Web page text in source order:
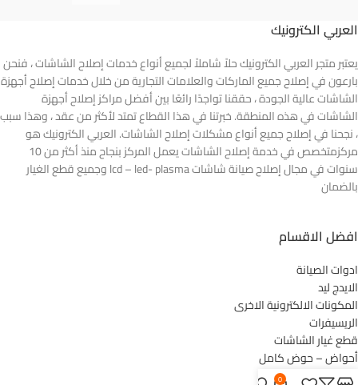
العربي الكترونيك
يعتبر متجر العربي الكترونيك حلاً شاملاً لجميع أنواع خدمات إصلاح الشاشات ، فنحن
بارعون في إصلاح جميع الماركات والعلامات التجارية من خلال خدمات إصلاح أجهزة
الشاشات عالية الجودة ، حققنا تواجدًا رائعًا بين أفضل مراكز إصلاح أجهزة
الشاشات في هذه المنطقة. خبرتنا في هذا القطاع تمتد لأكثر من عقد ، وهذا سبب
، نجحنا في إصلاح جميع أنواع مشكلات إصلاح الشاشات. العربي الكترونيك هو
مركزمتخصص في خدمة إصلاح الشاشات يعمل المركز بنجاح منذ أكثر من 10
سنوات في مجال إصلاح صيانة شاشات lcd – led- plasma وجميع قطع الغيار
بالضمان
افضل الاقسام
ادوات الصيانة
الايدج ليد
المكونات الالكترونية الاخرى
الريسيفرات
قطع غيار الشاشات
أحواض – حوض كامل
ليدات الشاشات
0